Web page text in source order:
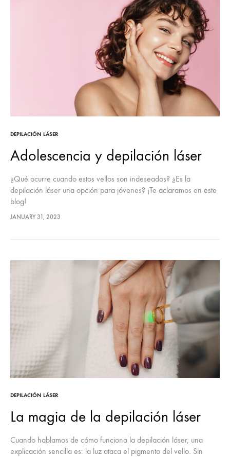
DEPILACIÓN LÁSER
Adolescencia y depilación láser
¿Qué ocurre cuando estos vellos son indeseados? ¿Es la
depilación láser una opción para jóvenes? ¡Te aclaramos en este
blog!
JANUARY 31, 2023
DEPILACIÓN LÁSER
La magia de la depilación láser
Cuando hablamos de cómo funciona la depilación láser, una
explicación sencilla es: la luz ataca el pigmento del vello. Sin